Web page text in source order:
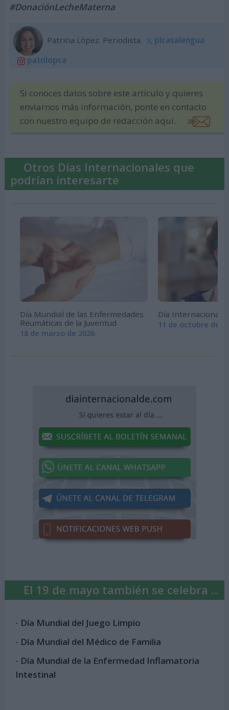
#DonaciónLecheMaterna
Patricia López. Periodista.
plcasalengua
patrilopca
Si conoces datos sobre este artículo y quieres
enviarnos más información, ponte en contacto
con nuestro equipo de redacción aquí.
Otros Días Internacionales que
podrían interesarte
Día Mundial de las Enfermedades
Reumáticas de la Juventud
18 de marzo de 2026
Día Internacional
11 de octubre de
El 19 de mayo también se celebra ...
- Día Mundial del Juego Limpio
- Día Mundial del Médico de Familia
- Día Mundial de la Enfermedad Inflamatoria
Intestinal